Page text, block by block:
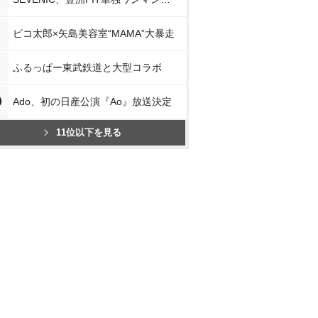
ピコ太郎×矢島美容室“MAMA”大暴走
ふるっぱー東武鉄道と大型コラボ
Ado、初の日産公演『Ao』放送決定
11位以下を見る